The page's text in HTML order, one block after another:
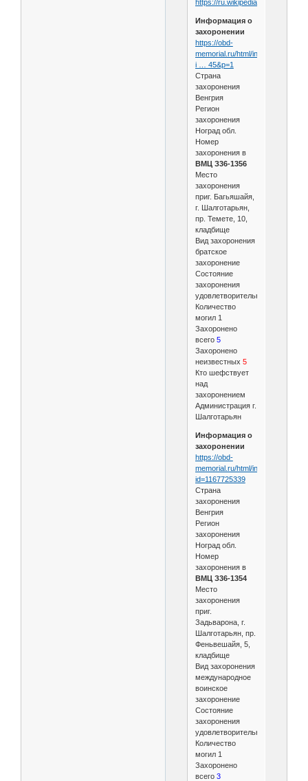
https://ru.wikipedia.org/wiki....Fн
Информация о
захоронении
https://obd-
memorial.ru/html/info.htm?
i … 45&p=1
Страна
захоронения
Венгрия
Регион
захоронения
Ноград обл.
Номер
захоронения в
ВМЦ З36-1356
Место
захоронения
приг. Багьяшайя,
г. Шалготарьян,
пр. Темете, 10,
кладбище
Вид захоронения
братское
захоронение
Состояние
захоронения
удовлетворительное
Количество
могил 1
Захоронено
всего5
Захоронено
неизвестных 5
Кто шефствует
над
захоронением
Администрация г.
Шалготарьян
Информация о
захоронении
https://obd-
memorial.ru/html/info.htm?
id=1167725339
Страна
захоронения
Венгрия
Регион
захоронения
Ноград обл.
Номер
захоронения в
ВМЦ З36-1354
Место
захоронения
приг.
Задьварона, г.
Шалготарьян, пр.
Феньвешайя, 5,
кладбище
Вид захоронения
международное
воинское
захоронение
Состояние
захоронения
удовлетворительное
Количество
могил 1
Захоронено
всего 3